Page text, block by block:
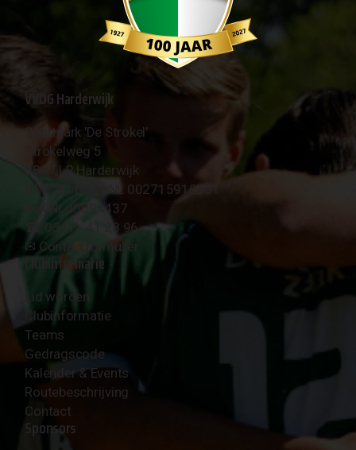
VVOG Harderwijk
Sportpark 'De Strokel'
Strokelweg 5
3847 LR Harderwijk
BTW Nummer NL 002715910B01
KvK Nr 40094437
☎︎ 0341 - 41 28 96
✉︎ Contactformulier
Clubinformatie
Lid worden
Clubinformatie
Teams
Gedragscode
Kalender & Events
Routebeschrijving
Contact
Sponsors